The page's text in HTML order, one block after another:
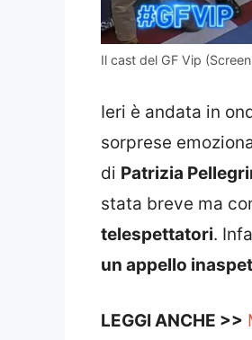
Il cast del GF Vip
Ieri è andata in
sorprese
di Patrizia
stata breve ma
telespettatori.
un appello
LEGGI ANCHE >>